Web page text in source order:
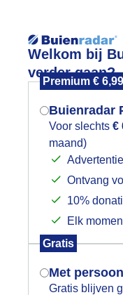
Welkom bij
verder gaan?
Premium €
Buienradar
Voor slechts €
maand)
Ontvang
10%
Elk
Gratis
Met
Gratis blijven
Foto en
Mogen we
Indien je hier
gegeven,
je browser